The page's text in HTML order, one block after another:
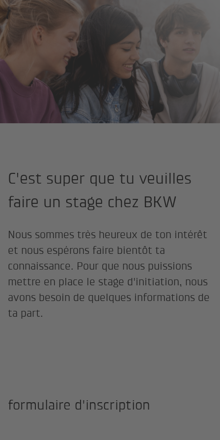
C'est super que tu veuilles
faire un stage chez BKW
Nous sommes très heureux de ton intérêt
et nous espérons faire bientôt ta
connaissance. Pour que nous puissions
mettre en place le stage d'initiation, nous
avons besoin de quelques informations de
ta part.
formulaire d'inscription